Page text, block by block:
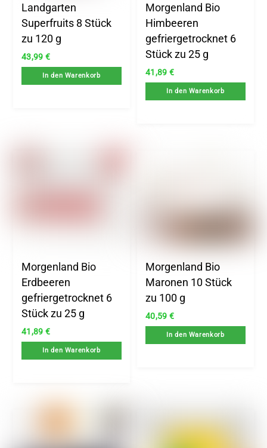
Landgarten
Superfruits 8 Stück
zu 120 g
43,99 €
In den Warenkorb
Morgenland Bio
Himbeeren
gefriergetrocknet 6
Stück zu 25 g
41,89 €
In den Warenkorb
Morgenland Bio
Erdbeeren
gefriergetrocknet 6
Stück zu 25 g
41,89 €
In den Warenkorb
Morgenland Bio
Maronen 10 Stück
zu 100 g
40,59 €
In den Warenkorb